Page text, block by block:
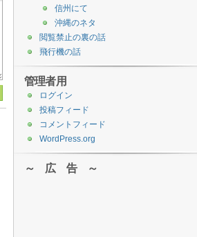
信州にて
沖縄のネタ
閲覧禁止の裏の話
飛行機の話
管理者用
ログイン
投稿フィード
コメントフィード
WordPress.org
～ 広 告 ～